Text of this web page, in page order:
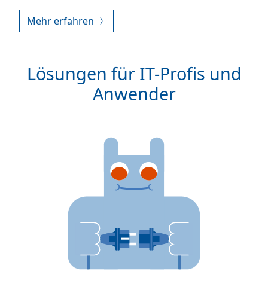
Mehr erfahren
Lösungen für IT-Profis und
Anwender